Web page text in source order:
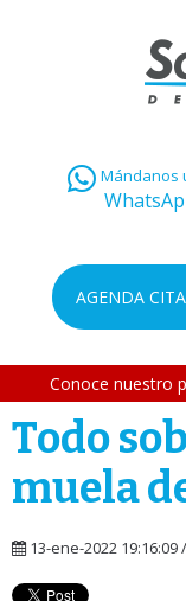
Mándanos
AGENDA
Conoce nuestro
Todo
muela
13-ene-2022 19:16:09